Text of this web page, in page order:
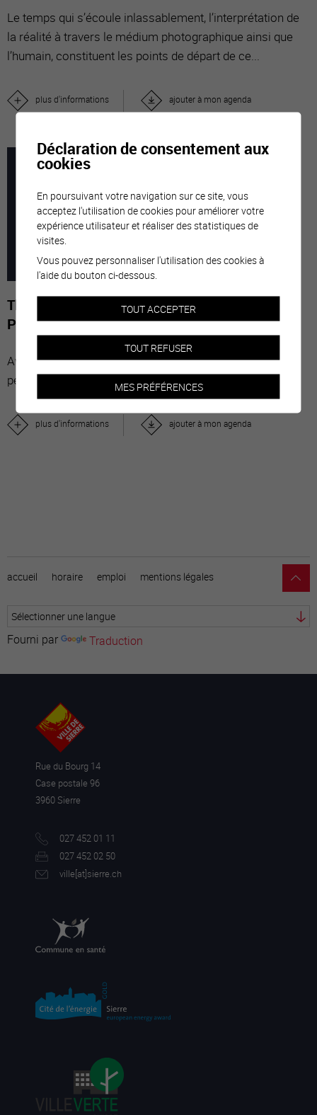
Le temps qui s’écoule inlassablement, l’interprétation de
la réalité à travers le médium photographique ainsi que
l’humain, constituent les points de départ de ce...
plus d'informations ajouter à mon agenda
7 -29
MARS
2026
The Stars' Share - Photographies de Gérard-
Philippe Mabillard
Avec “The Stars’ Share”, le vin valaisan réunit des
personnalités du monde entier.
plus d'informations ajouter à mon agenda
accueil horaire emploi mentions légales
Fourni par Traduction
Rue du Bourg 14
Case postale 96
3960 Sierre
027 452 01 11
027 452 02 50
ville[at]sierre.ch
Déclaration de consentement aux
cookies
En poursuivant votre navigation sur ce site, vous
acceptez l'utilisation de cookies pour améliorer votre
expérience utilisateur et réaliser des statistiques de
visites.
Vous pouvez personnaliser l'utilisation des cookies à
l'aide du bouton ci-dessous.
TOUT ACCEPTER
TOUT REFUSER
MES PRÉFÉRENCES